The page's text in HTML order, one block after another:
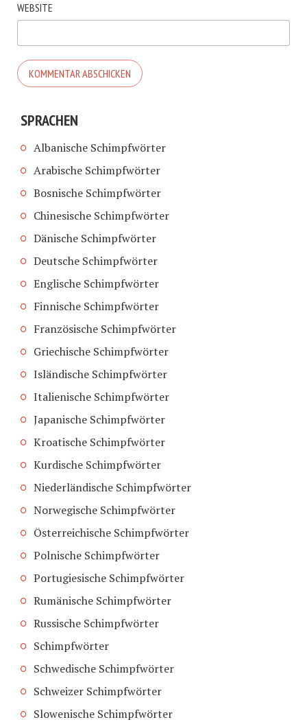
WEBSITE
SPRACHEN
Albanische Schimpfwörter
Arabische Schimpfwörter
Bosnische Schimpfwörter
Chinesische Schimpfwörter
Dänische Schimpfwörter
Deutsche Schimpfwörter
Englische Schimpfwörter
Finnische Schimpfwörter
Französische Schimpfwörter
Griechische Schimpfwörter
Isländische Schimpfwörter
Italienische Schimpfwörter
Japanische Schimpfwörter
Kroatische Schimpfwörter
Kurdische Schimpfwörter
Niederländische Schimpfwörter
Norwegische Schimpfwörter
Österreichische Schimpfwörter
Polnische Schimpfwörter
Portugiesische Schimpfwörter
Rumänische Schimpfwörter
Russische Schimpfwörter
Schimpfwörter
Schwedische Schimpfwörter
Schweizer Schimpfwörter
Slowenische Schimpfwörter